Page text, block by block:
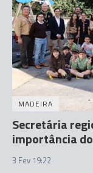
MADEIRA
Secretária
importância
3 Fev 19:22